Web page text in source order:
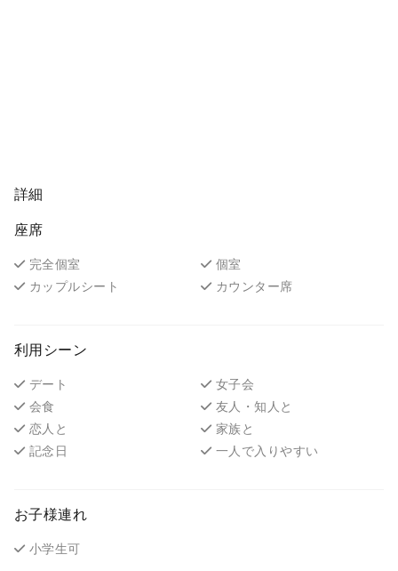
詳細
座席
完全個室
個室
カップルシート
カウンター席
利用シーン
デート
女子会
会食
友人・知人と
恋人と
家族と
記念日
一人で入りやすい
お子様連れ
小学生可